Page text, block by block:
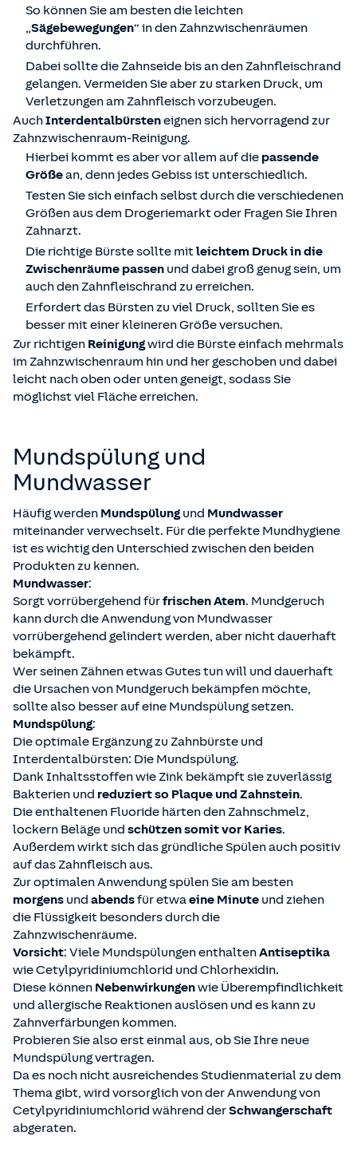
So können Sie am besten die leichten
„Sägebewegungen“ in den Zahnzwischenräumen
durchführen.
Dabei sollte die Zahnseide bis an den Zahnfleischrand
gelangen. Vermeiden Sie aber zu starken Druck, um
Verletzungen am Zahnfleisch vorzubeugen.
AuchInterdentalbürsteneignen sich hervorragend zur
Zahnzwischenraum-Reinigung.
Hierbei kommt es aber vor allem auf die passende
Größean, denn jedes Gebiss ist unterschiedlich.
Testen Sie sich einfach selbst durch die verschiedenen
Größen aus dem Drogeriemarkt oder Fragen Sie Ihren
Zahnarzt.
Die richtige Bürste sollte mitleichtem Druck in die
Zwischenräume passen und dabei groß genug sein, um
auch den Zahnfleischrand zu erreichen.
Erfordert das Bürsten zu viel Druck, sollten Sie es
besser mit einer kleineren Größe versuchen.
Zur richtigen Reinigungwird die Bürste einfach mehrmals
im Zahnzwischenraum hin und her geschoben und dabei
leicht nach oben oder unten geneigt, sodass Sie
möglichst viel Fläche erreichen.
Mundspülung und
Mundwasser
Häufig werden Mundspülungund Mundwasser
miteinander verwechselt. Für die perfekte Mundhygiene
ist es wichtig den Unterschied zwischen den beiden
Produkten zu kennen.
Mundwasser:
Sorgt vorrübergehend fürfrischen Atem. Mundgeruch
kann durch die Anwendung von Mundwasser
vorrübergehend gelindert werden, aber nicht dauerhaft
bekämpft.
Wer seinen Zähnen etwas Gutes tun will und dauerhaft
die Ursachen von Mundgeruch bekämpfen möchte,
sollte also besser auf eine Mundspülung setzen.
Mundspülung:
Die optimale Ergänzung zu Zahnbürste und
Interdentalbürsten: Die Mundspülung.
Dank Inhaltsstoffen wie Zink bekämpft sie zuverlässig
Bakterien und reduziert so Plaque und Zahnstein.
Die enthaltenen Fluoride härten den Zahnschmelz,
lockern Beläge und schützen somit vor Karies.
Außerdem wirkt sich das gründliche Spülen auch positiv
auf das Zahnfleisch aus.
Zur optimalen Anwendung spülen Sie am besten
morgens und abendsfür etwaeine Minute und ziehen
die Flüssigkeit besonders durch die
Zahnzwischenräume.
Vorsicht: Viele Mundspülungen enthaltenAntiseptika
wie Cetylpyridiniumchlorid und Chlorhexidin.
Diese können Nebenwirkungenwie Überempfindlichkeit
und allergische Reaktionen auslösen und es kann zu
Zahnverfärbungen kommen.
Probieren Sie also erst einmal aus, ob Sie Ihre neue
Mundspülung vertragen.
Da es noch nicht ausreichendes Studienmaterial zu dem
Thema gibt, wird vorsorglich von der Anwendung von
Cetylpyridiniumchlorid während derSchwangerschaft
abgeraten.